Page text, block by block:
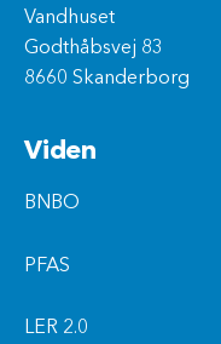
Vandhuset
Godthåbsvej 83
8660 Skanderborg
Viden
BNBO
PFAS
LER 2.0